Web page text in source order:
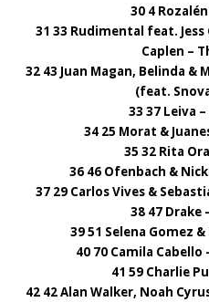
30 4
31 33 Rudimental feat.
Caplen –
32 43 Juan Magan, Belinda &
(feat.
33 37 Leiva
34 25 Morat &
35 32 Rita
36 46 Ofenbach &
37 29 Carlos Vives &
38 47 Drake
39 51 Selena Gomez
40 70 Camila Cabello
41 59 Charlie
42 42 Alan Walker, Noah